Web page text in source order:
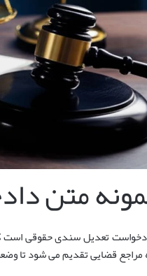
متن
تعدیل سندی حقوقی است
مراجع قضایی تقدیم می شود تا